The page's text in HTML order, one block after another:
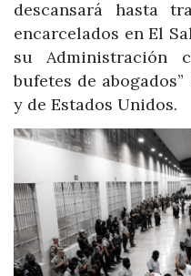
descansará hasta
encarcelados en El
su Administración
bufetes de
y de Estados Unidos.